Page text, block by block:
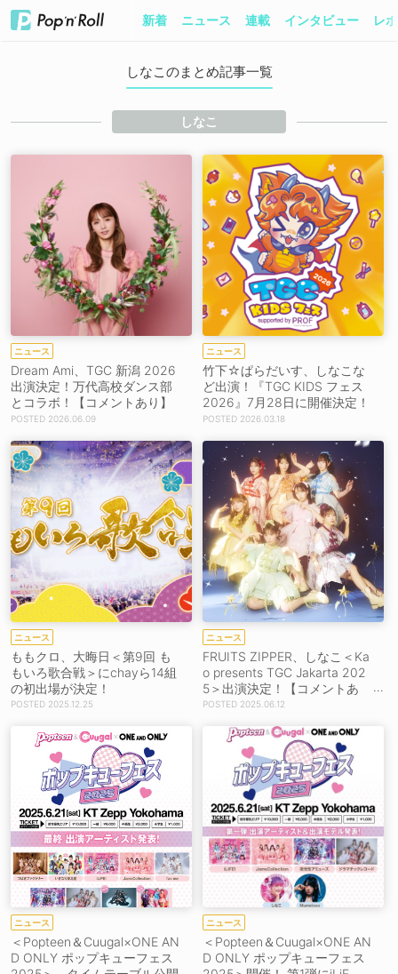
新着 ニュース 連載 インタビュー レ
しなこのまとめ記事一覧
しなこ
ニュース
Dream Ami、TGC 新潟 2026
出演決定！万代高校ダンス部
とコラボ！【コメントあり】
2026.06.09
ニュース
竹下☆ぱらだいす、しなこな
ど出演！『TGC KIDS フェス
2026』7月28日に開催決定！
2026.03.18
ニュース
ももクロ、大晦日＜第9回 も
もいろ歌合戦＞にchayら14組
の初出場が決定！
2025.12.25
ニュース
FRUITS ZIPPER、しなこ＜Ka
o presents TGC Jakarta 202
5＞出演決定！【コメントあ
り】
2025.06.12
ニュース
＜Popteen＆Cuugal×ONE AN
D ONLY ポップキューフェス
ニュース
＜Popteen＆Cuugal×ONE AN
D ONLY ポップキューフェス